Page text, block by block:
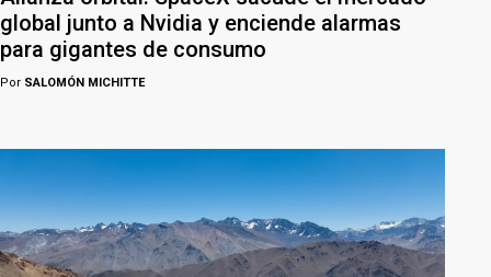
global junto a Nvidia y enciende alarmas
para gigantes de consumo
Por SALOMÓN MICHITTE